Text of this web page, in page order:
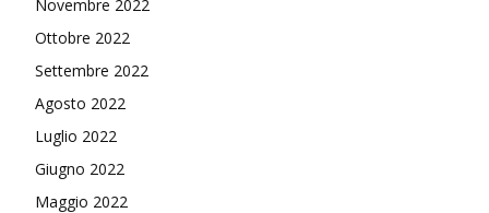
Novembre 2022
Ottobre 2022
Settembre 2022
Agosto 2022
Luglio 2022
Giugno 2022
Maggio 2022